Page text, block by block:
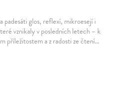
padesáti glos, reflexí, mikroesejí i
vznikaly v posledních letech – k
příležitostem a z radosti ze čtení…